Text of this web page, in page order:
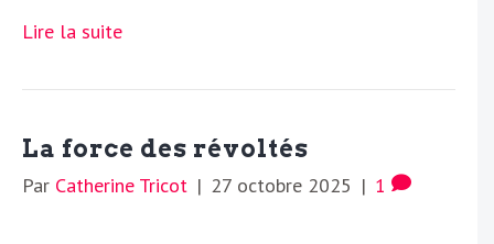
Lire la suite
La force des révoltés
Par Catherine Tricot | 27 octobre 2025 | 1